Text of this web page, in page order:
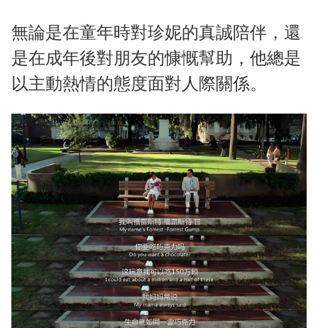
無論是在童年時對珍妮的真誠陪伴，還
是在成年後對朋友的慷慨幫助，他總是
以主動熱情的態度面對人際關係。